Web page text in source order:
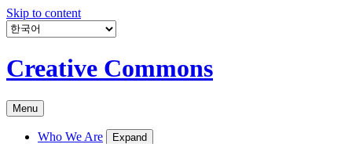
Skip to content
Creative Commons
Menu
Who We Are Expand